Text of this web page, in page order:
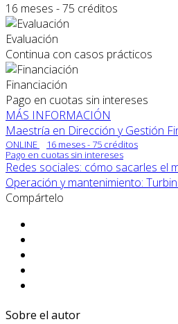
16 meses - 75 créditos
Evaluación
Continua con casos prácticos
Financiación
Pago en cuotas sin intereses
MÁS INFORMACIÓN
Maestría en Dirección y Gestión
ONLINE
16 meses - 75 créditos
Pago en cuotas sin intereses
Redes sociales: cómo sacarles el
Operación y mantenimiento:
Compártelo
Sobre el autor